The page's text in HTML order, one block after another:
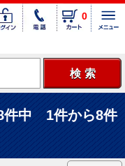
0
8件中 1件から8件